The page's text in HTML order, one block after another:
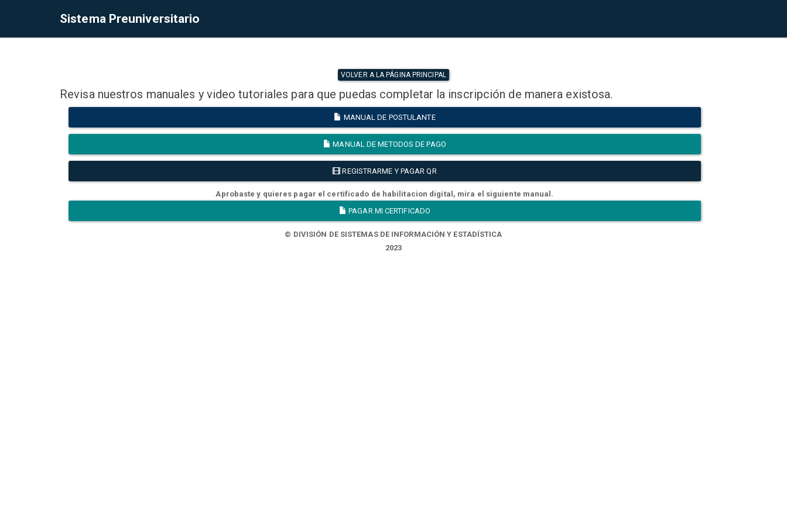
Sistema Preuniversitario
VOLVER A LA PÁGINA PRINCIPAL
Revisa nuestros manuales y video tutoriales para que puedas completar la inscripción de manera existosa.
MANUAL DE POSTULANTE
MANUAL DE METODOS DE PAGO
REGISTRARME Y PAGAR QR
Aprobaste y quieres pagar el certificado de habilitacion digital, mira el siguiente manual.
PAGAR MI CERTIFICADO
© DIVISIÓN DE SISTEMAS DE INFORMACIÓN Y ESTADÍSTICA
2023